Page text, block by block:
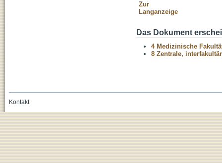
Zur
Langanzeige
Das Dokument
4 Medizinische
8 Zentrale,
Kontakt